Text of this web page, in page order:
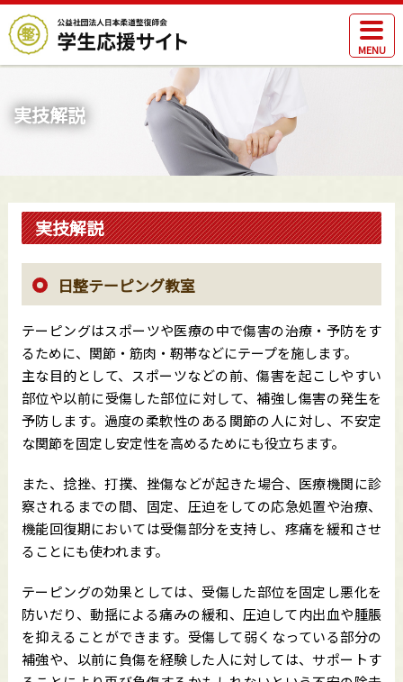
MENU
実技解説
実技解説
日整テーピング教室
テーピングはスポーツや医療の中で傷害の治療・予防をす
るために、関節・筋肉・靭帯などにテープを施します。
主な目的として、スポーツなどの前、傷害を起こしやすい
部位や以前に受傷した部位に対して、補強し傷害の発生を
予防します。過度の柔軟性のある関節の人に対し、不安定
な関節を固定し安定性を高めるためにも役立ちます。
また、捻挫、打撲、挫傷などが起きた場合、医療機関に診
察されるまでの間、固定、圧迫をしての応急処置や治療、
機能回復期においては受傷部分を支持し、疼痛を緩和させ
ることにも使われます。
テーピングの効果としては、受傷した部位を固定し悪化を
防いだり、動揺による痛みの緩和、圧迫して内出血や腫脹
を抑えることができます。受傷して弱くなっている部分の
補強や、以前に負傷を経験した人に対しては、サポートす